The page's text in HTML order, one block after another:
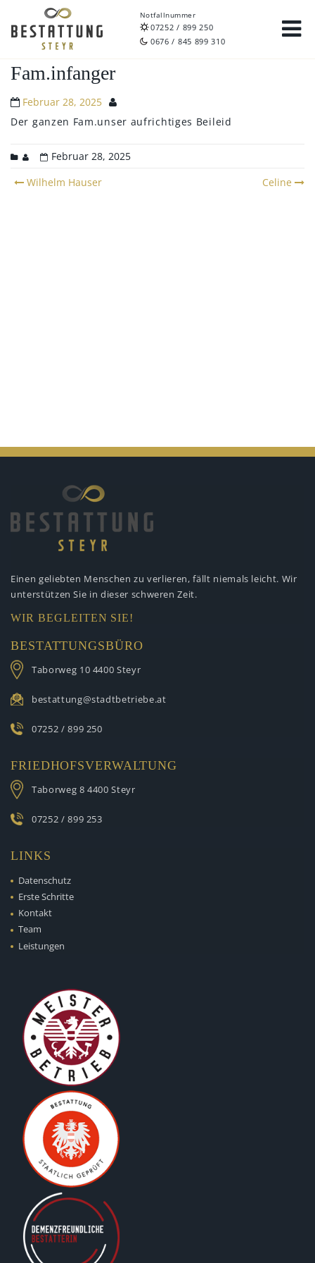
Notfallnummer
07252 / 899 250
0676 / 845 899 310
Fam.infanger
Februar 28, 2025
Der ganzen Fam.unser aufrichtiges Beileid
Februar 28, 2025
Post
Wilhelm Hauser Celine
Einen geliebten Menschen zu verlieren, fällt niemals leicht. Wir
unterstützen Sie in dieser schweren Zeit.
WIR BEGLEITEN SIE!
BESTATTUNGSBÜRO
Taborweg 10 4400 Steyr
bestattung@stadtbetriebe.at
07252 / 899 250
FRIEDHOFSVERWALTUNG
Taborweg 8 4400 Steyr
07252 / 899 253
LINKS
Datenschutz
Erste Schritte
Kontakt
Team
Leistungen